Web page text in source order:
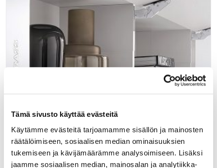
Tämä sivusto käyttää evästeitä
Käytämme evästeitä tarjoamamme sisällön ja mainosten
räätälöimiseen, sosiaalisen median ominaisuuksien
tukemiseen ja kävijämäärämme analysoimiseen. Lisäksi
jaamme sosiaalisen median, mainosalan ja analytiikka-
340070
Kinvaro T-Slim on mekanismi ylös aukeavalle ovelle. Valitse
mekanismin voimakkuus tarpeen mukaan.